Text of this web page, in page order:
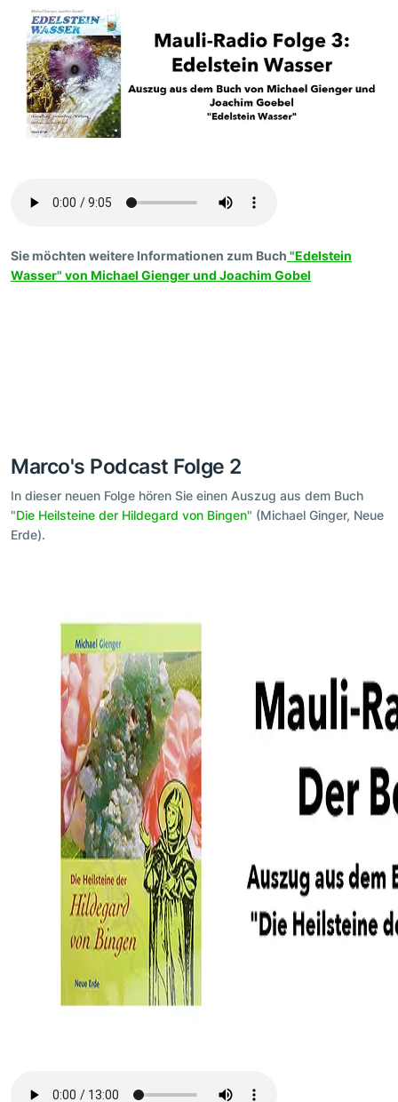
Sie möchten weitere Informationen zum Buch "Edelstein
Wasser" von Michael Gienger und Joachim Gobel
Marco's Podcast Folge 2
In dieser neuen Folge hören Sie einen Auszug aus dem Buch
"Die Heilsteine der Hildegard von Bingen" (Michael Ginger, Neue
Erde).